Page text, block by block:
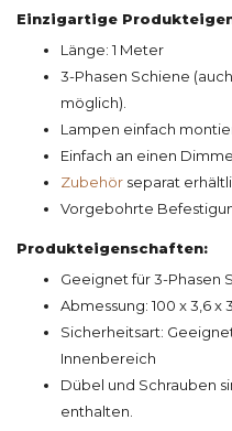
Einzigartige
Länge: 1 Meter
3-Phasen Schiene
möglich).
Lampen einfach
Einfach an einen
Zubehör separat
Vorgebohrte
Produkteigenschaften:
Geeignet für 3-Phasen
Abmessung: 100 x 3,6 x
Sicherheitsart:
Innenbereich
Dübel und Schrauben
enthalten.